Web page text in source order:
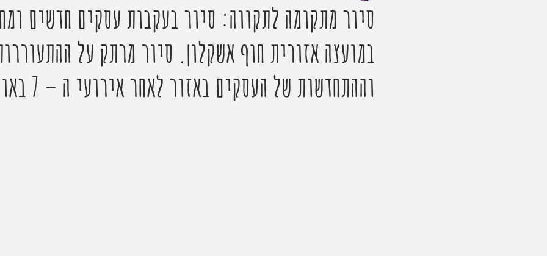
סיור מתקומה לתקווה: סיור בעקבות עסקים חדשים
במועצה אזורית חוף אשקלון. סיור מרתק על
וההתחדשות של העסקים באזור לאחר אירועי ה – 7 באוקטובר